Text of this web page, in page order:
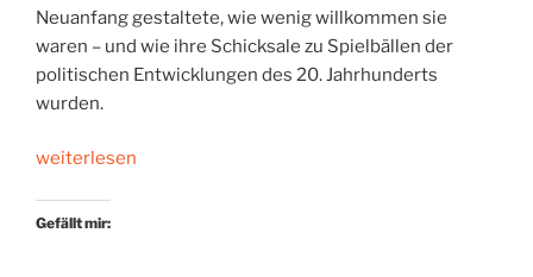
Neuanfang gestaltete, wie wenig willkommen sie
waren – und wie ihre Schicksale zu Spielbällen der
politischen Entwicklungen des 20. Jahrhunderts
wurden.
„Migrantenschicksale“
weiterlesen
Gefällt mir: